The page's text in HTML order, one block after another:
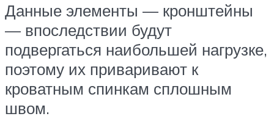
Данные элементы — кронштейны
— впоследствии будут
подвергаться наибольшей нагрузке,
поэтому их приваривают к
кроватным спинкам сплошным
швом.